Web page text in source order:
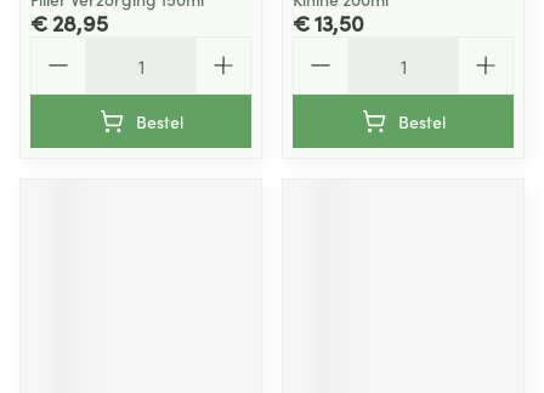
€ 28,95
Bestel
€ 13,50
Bestel